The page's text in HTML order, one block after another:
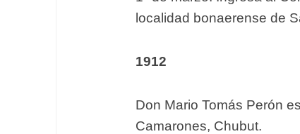
localidad bonaerense de
1912
Don Mario Tomás Perón
Camarones, Chubut.